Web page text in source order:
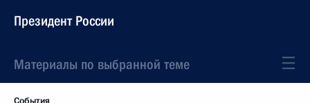
Президент России
Материалы по выбранной теме